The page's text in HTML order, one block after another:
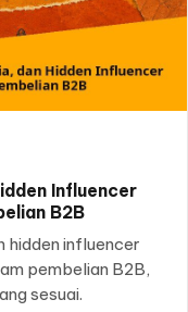
Influencer
B2B
hidden influencer
pembelian B2B,
sesuai.